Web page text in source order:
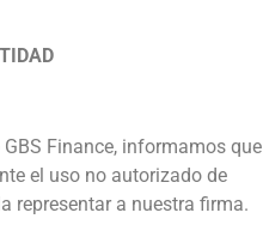
Perú Chile
Finance, informamos que
el uso no autorizado de
representar a nuestra firma.